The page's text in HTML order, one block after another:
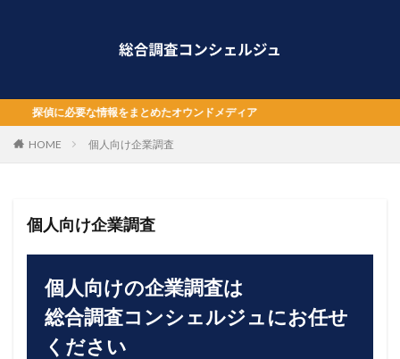
に必要な情報をまとめたオウンドメディア
HOME 個人向け企業調査
個人向け企業調査
個人向けの企業調査は
総合調査コンシェルジュにお任せ
ください